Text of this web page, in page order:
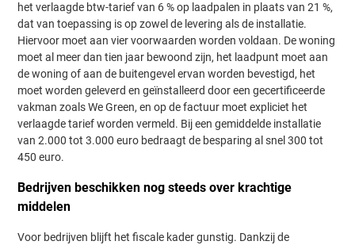
het verlaagde btw-tarief van 6 % op laadpalen in plaats van 21 %,
dat van toepassing is op zowel de levering als de installatie.
Hiervoor moet aan vier voorwaarden worden voldaan. De woning
moet al meer dan tien jaar bewoond zijn, het laadpunt moet aan
de woning of aan de buitengevel ervan worden bevestigd, het
moet worden geleverd en geïnstalleerd door een gecertificeerde
vakman zoals We Green, en op de factuur moet expliciet het
verlaagde tarief worden vermeld. Bij een gemiddelde installatie
van 2.000 tot 3.000 euro bedraagt de besparing al snel 300 tot
450 euro.
Bedrijven beschikken nog steeds over krachtige
middelen
Voor bedrijven blijft het fiscale kader gunstig. Dankzij de